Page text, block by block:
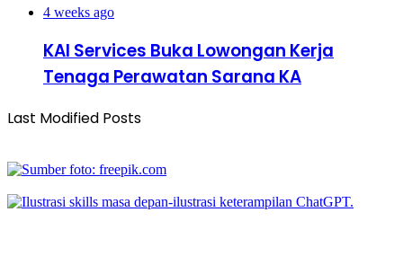
4 weeks ago
KAI Services Buka Lowongan Kerja
Tenaga Perawatan Sarana KA
Last Modified Posts